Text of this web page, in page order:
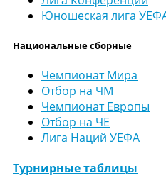
Юношеская лига
Национальные сборные
Чемпионат Мира
Отбор на ЧМ
Чемпионат Европы
Отбор на ЧЕ
Лига Наций УЕФА
Турнирные таблицы